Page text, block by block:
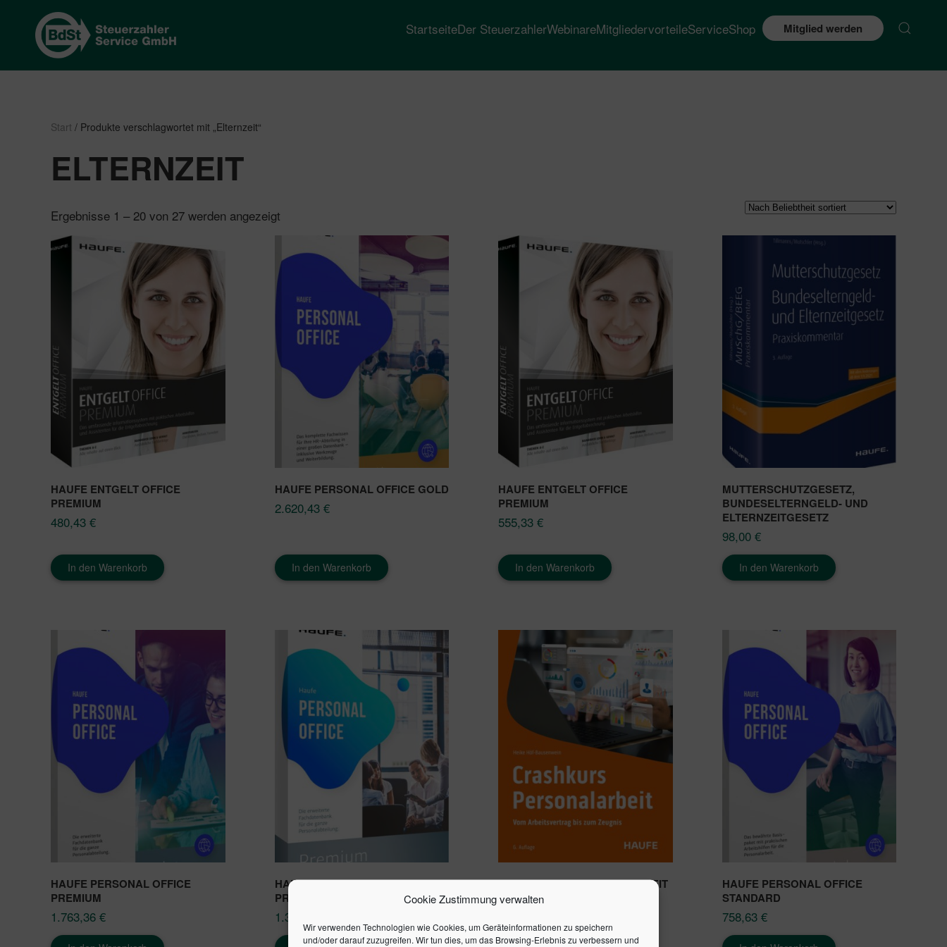
Cookie Zustimmung verwalten
Wir verwenden Technologien wie Cookies, um Geräteinformationen zu speichern
und/oder darauf zuzugreifen. Wir tun dies, um das Browsing-Erlebnis zu verbessern und
StartseiteDer SteuerzahlerWebinareMitgliedervorteileServiceShop Mitglied werden
Start / Produkte verschlagwortet mit „Elternzeit“
ELTERNZEIT
Ergebnisse 1 – 20 von 27 werden angezeigt
HAUFE ENTGELT OFFICE
PREMIUM
480,43 €
In den Warenkorb
HAUFE PERSONAL OFFICE GOLD
2.620,43 €
In den Warenkorb
HAUFE ENTGELT OFFICE
PREMIUM
555,33 €
In den Warenkorb
MUTTERSCHUTZGESETZ,
BUNDESELTERNGELD- UND
ELTERNZEITGESETZ
98,00 €
In den Warenkorb
HAUFE PERSONAL OFFICE
PREMIUM
1.763,36 €
HAUFE PERSONAL OFFICE
PREMIUM
1.336,43
CRASHKURS PERSONALARBEIT
34,99€
HAUFE PERSONAL OFFICE
STANDARD
758,63 €